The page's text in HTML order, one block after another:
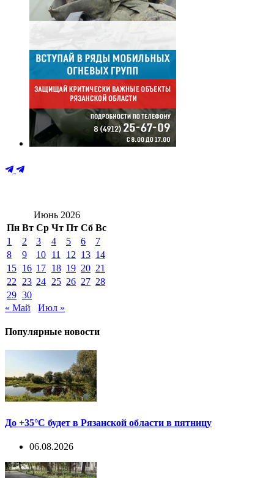
Июнь 2026
Пн Вт Ср Чт Пт Сб Вс
1
2 3 4 5 6
7
8
9 10 11 12 13 14
15 16 17 18 19 20 21
22
23 24 25 26 27 28
29 30
« Май
Июл »
Популярные новости
До +35°С будет в Рязанской области в пятницу
06.08.2026